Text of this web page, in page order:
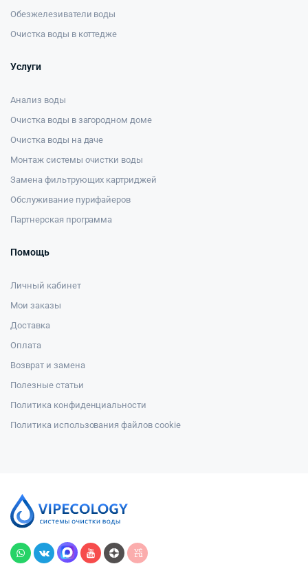
Обезжелезиватели воды
Очистка воды в коттедже
Услуги
Анализ воды
Очистка воды в загородном доме
Очистка воды на даче
Монтаж системы очистки воды
Замена фильтрующих картриджей
Обслуживание пурифайеров
Партнерская программа
Помощь
Личный кабинет
Мои заказы
Доставка
Оплата
Возврат и замена
Полезные статьи
Политика конфиденциальности
Политика использования файлов cookie